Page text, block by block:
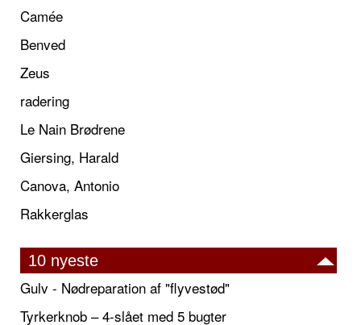
Camée
Benved
Zeus
radering
Le Nain Brødrene
Giersing, Harald
Canova, Antonio
Rakkerglas
10 nyeste
Gulv - Nødreparation af "flyvestød"
Tyrkerknob – 4-slået med 5 bugter